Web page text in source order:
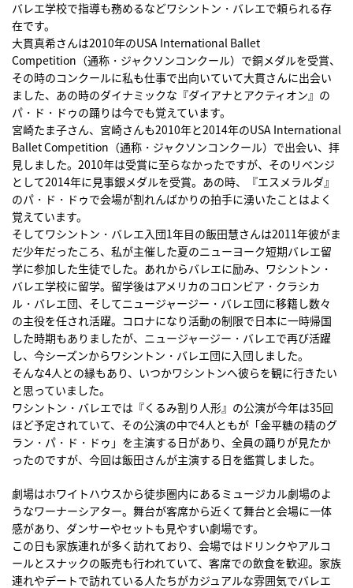
バレエ学校で指導も務めるなどワシントン・バレエで頼られる存
在です。
大貫真希さんは2010年のUSA International Ballet
Competition（通称・ジャクソンコンクール）で銅メダルを受賞、
その時のコンクールに私も仕事で出向いていて大貫さんに出会い
ました、あの時のダイナミックな『ダイアナとアクティオン』の
パ・ド・ドゥの踊りは今でも覚えています。
宮崎たま子さん、宮崎さんも2010年と2014年のUSA International
Ballet Competition（通称・ジャクソンコンクール）で出会い、拝
見しました。2010年は受賞に至らなかったですが、そのリベンジ
として2014年に見事銀メダルを受賞。あの時、『エスメラルダ』
のパ・ド・ドゥで会場が割れんばかりの拍手に湧いたことはよく
覚えています。
そしてワシントン・バレエ入団1年目の飯田慧さんは2011年彼がま
だ少年だったころ、私が主催した夏のニューヨーク短期バレエ留
学に参加した生徒でした。あれからバレエに励み、ワシントン・
バレエ学校に留学。留学後はアメリカのコロンビア・クラシカ
ル・バレエ団、そしてニュージャージー・バレエ団に移籍し数々
の主役を任され活躍。コロナになり活動の制限で日本に一時帰国
した時期もありましたが、ニュージャージー・バレエで再び活躍
し、今シーズンからワシントン・バレエ団に入団しました。
そんな4人との縁もあり、いつかワシントンへ彼らを観に行きたい
と思っていました。
ワシントン・バレエでは『くるみ割り人形』の公演が今年は35回
ほど予定されていて、その公演の中で4人ともが「金平糖の精のグ
ラン・パ・ド・ドゥ」を主演する日があり、全員の踊りが見たか
ったのですが、今回は飯田さんが主演する日を鑑賞しました。
劇場はホワイトハウスから徒歩圏内にあるミュージカル劇場のよ
うなワーナーシアター。舞台が客席から近くて舞台と会場に一体
感があり、ダンサーやセットも見やすい劇場です。
この日も家族連れが多く訪れており、会場ではドリンクやアルコ
ールとスナックの販売も行われていて、客席での飲食を歓迎。家族
連れやデートで訪れている人たちがカジュアルな雰囲気でバレエ